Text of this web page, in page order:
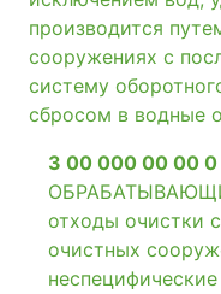
производится
сооружениях с
систему
сбросом в водные
3 00 000 00 00 0
отходы очистки
очистных